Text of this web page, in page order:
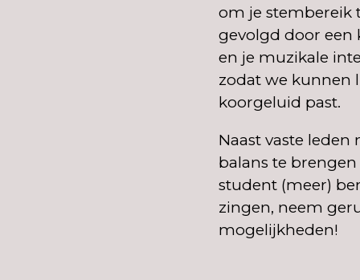
om je stembereik
gevolgd door een
en je muzikale
zodat we kunnen
koorgeluid past.
Naast vaste
balans te
student (meer)
zingen, neem
mogelijkheden!